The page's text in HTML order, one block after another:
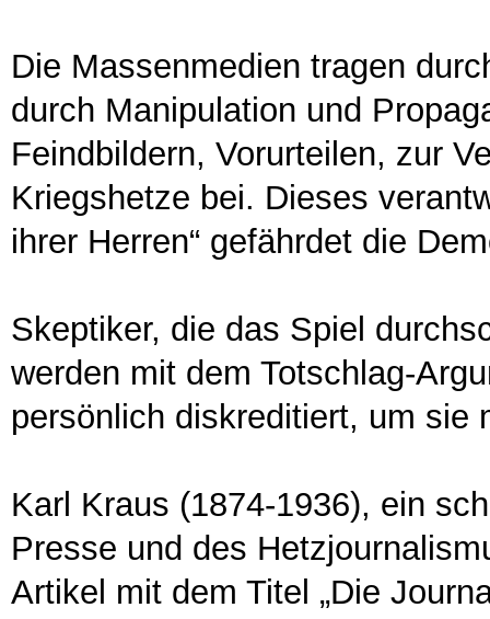
Die Massenmedien tragen
durch Manipulation und
Feindbildern, Vorurteilen, zur
Kriegshetze bei. Dieses
ihrer Herren“ gefährdet die
Skeptiker, die das Spiel
werden mit dem Totschlag-
persönlich diskreditiert, um sie
Karl Kraus (1874-1936), ein
Presse und des
Artikel mit dem Titel „Die